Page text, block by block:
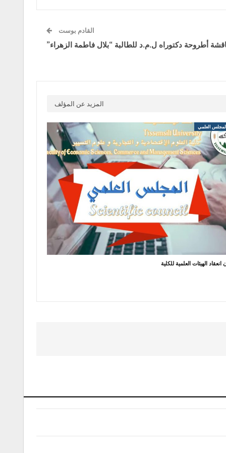
القادم بوست
أطروحة دكتوراه ل.م.د للطالبة “بلال فاطمة الزهراء”
المزيد عن المؤلف
العلمي
انعقاد الهيئات العلمية للكلية